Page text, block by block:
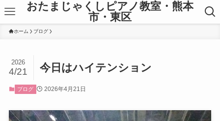
おたまじゃくしピアノ教室・熊本
市・東区
ホーム ブログ
今日はハイテンション
2026
4/21
ブログ 2026年4月21日